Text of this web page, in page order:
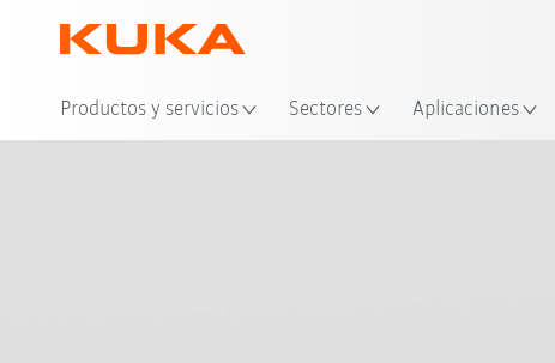
Productos y servicios Sectores Aplicaciones